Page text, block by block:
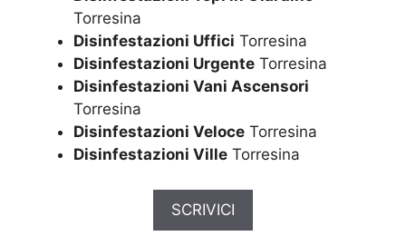
Torresina
Disinfestazioni Uffici Torresina
Disinfestazioni Urgente Torresina
Disinfestazioni Vani Ascensori
Torresina
Disinfestazioni Veloce Torresina
Disinfestazioni Ville Torresina
SCRIVICI